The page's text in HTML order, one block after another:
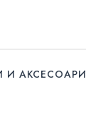
И АКСЕСОАРИ